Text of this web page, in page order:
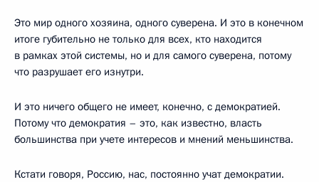
Это мир одного хозяина, одного суверена. И это в конечном
итоге губительно не только для всех, кто находится
в рамках этой системы, но и для самого суверена, потому
что разрушает его изнутри.
И это ничего общего не имеет, конечно, с демократией.
Потому что демократия – это, как известно, власть
большинства при учете интересов и мнений меньшинства.
Кстати говоря, Россию, нас, постоянно учат демократии.